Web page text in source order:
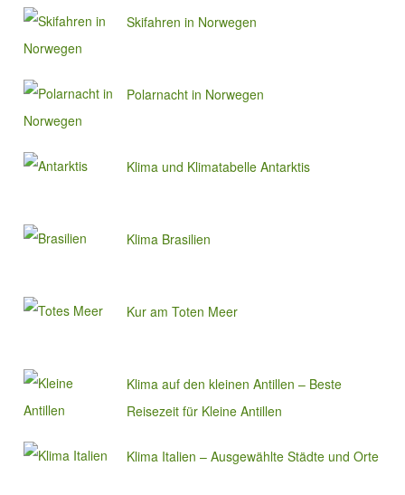
Skifahren in Norwegen
Polarnacht in Norwegen
Klima und Klimatabelle Antarktis
Klima Brasilien
Kur am Toten Meer
Klima auf den kleinen Antillen – Beste
Reisezeit für Kleine Antillen
Klima Italien – Ausgewählte Städte und Orte